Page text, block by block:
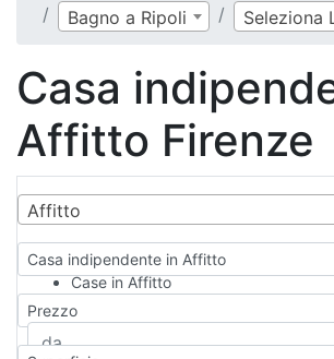
Bagno a Ripoli
Seleziona
Casa
Affitto Firenze
Affitto
Casa indipendente in Affitto
Case in Affitto
Qualsiasi
Appartamento
Casa indipendente
Prezzo